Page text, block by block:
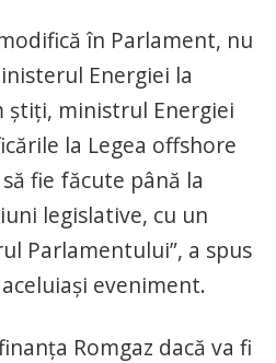
în Parlament, nu
Energiei la
ştiţi, ministrul Energiei
la Legea offshore
fie făcute până la
legislative, cu un
Parlamentului”, a spus
eveniment.
Romgaz dacă va fi